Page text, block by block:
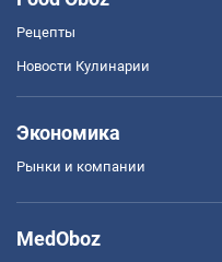
Рецепты
Новости Кулинарии
Экономика
Рынки и компании
MedOboz